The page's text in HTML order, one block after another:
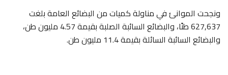
ونجحت الموانئ في مناولة كميات من البضائع العامة بلغت
627,637 طنًا، والبضائع السائبة الصلبة بقيمة 4.57 مليون طن،
والبضائع السائبة السائلة بقيمة 11.4 مليون طن.